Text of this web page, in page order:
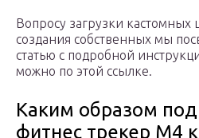
Вопросу загрузки кастомных
создания собственных мы
статью с подробной
можно по этой ссылке.
Каким образом
фитнес трекер M4